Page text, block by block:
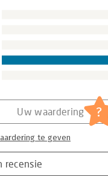
recensie
Uw waardering ?
te geven